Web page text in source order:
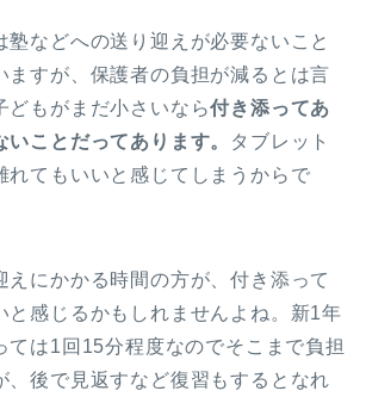
塾などへの送り迎えが必要ないこと
ますが、保護者の負担が減るとは言
どもがまだ小さいなら付き添ってあ
ことだってあります。
タブレット
れてもいいと感じてしまうからで
えにかかる時間の方が、付き添って
と感じるかもしれませんよね。新1年
ては1回15分程度なのでそこまで負担
、後で見返すなど復習もするとなれ